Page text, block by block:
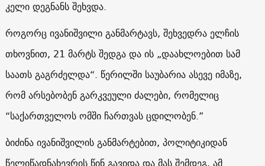
კელი დეგნანს შეხვდა.
როგორც ივანიშვილი განმარტავს, შეხვედრა ელჩის
თხოვნით, 21 მარტს შედგა და ის „დაახლოებით სამ
საათს გაგრძელდა“. წერილში საუბარია ასევე იმაზე,
რომ არსებობენ გარკვეული ძალები, რომელიც
“საქართველოს ომში ჩართვას ცდილობენ.”
ბიძინა ივანიშვილის განმარტებით, პოლიტიკიდან